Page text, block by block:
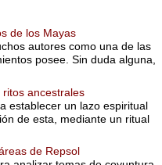
de los Mayas
autores como una de las
posee. Sin duda alguna,
ancestrales
establecer un lazo espiritual
de esta, mediante un ritual
de Repsol